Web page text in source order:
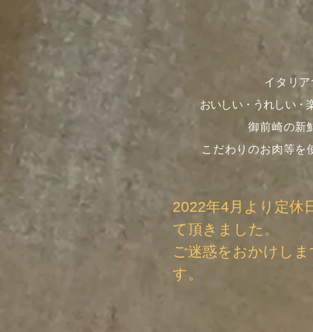
イタリ
おいしい・うれしい・
御前崎の新
こだわりのお肉等を
2022年4月より定休
て頂きました。
ご迷惑をおかけし
す。